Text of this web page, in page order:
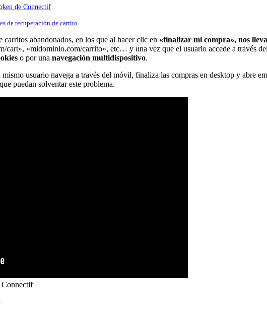
de Connectif
de recuperación de carrito
abandonados, en los que al hacer clic en «finalizar mi compra», nos
«midominio.com/carrito», etc… y una vez que el usuario accede a través
o por una navegación multidispositivo.
mismo usuario navega a través del móvil, finaliza las compras en desktop y abre
puedan solventar este problema.
Connectif